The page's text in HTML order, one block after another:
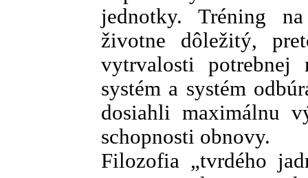
jednotky. Tréning
životne dôležitý,
vytrvalosti potrebnej
systém a systém
dosiahli maximálnu
schopnosti obnovy.
Filozofia „tvrdého